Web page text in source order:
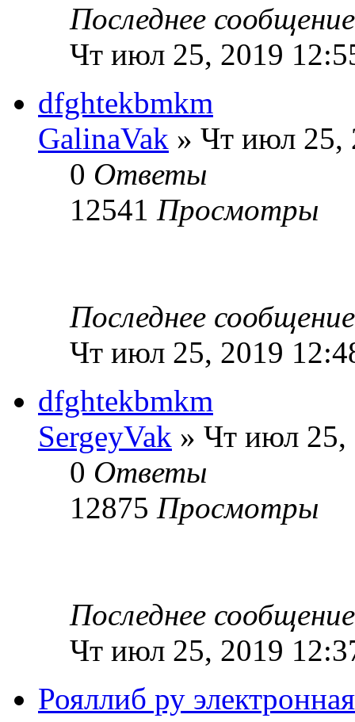
Последнее
Чт июл 25, 2019
dfghtekbmkm
GalinaVak » Чт июл 25,
0 Ответы
12541 Просмотры
Последнее
Чт июл 25, 2019
dfghtekbmkm
SergeyVak » Чт июл 25,
0 Ответы
12875 Просмотры
Последнее
Чт июл 25, 2019
Рояллиб ру